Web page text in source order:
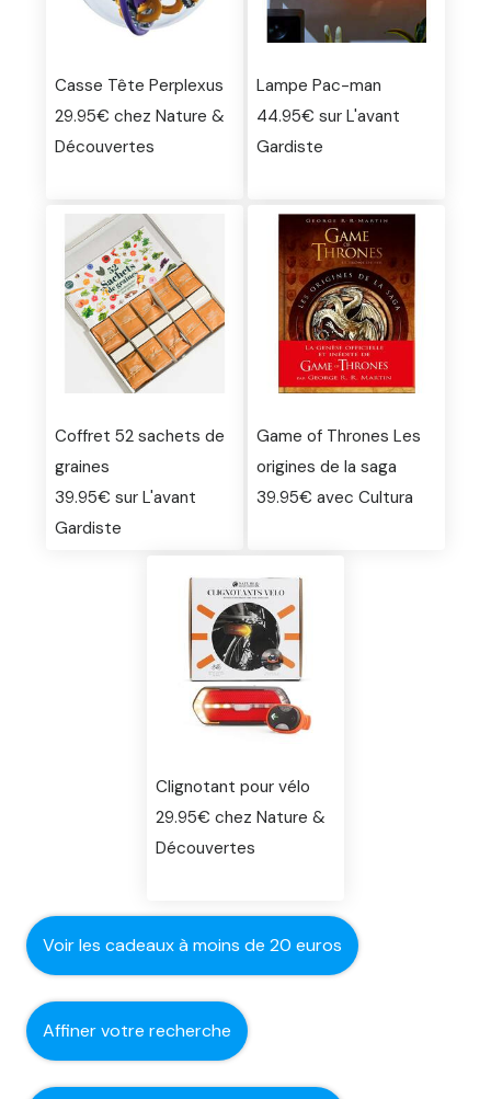
Casse Tête Perplexus
29.95€ chez Nature &
Découvertes
Lampe Pac-man
44.95€ sur L'avant
Gardiste
Coffret 52 sachets de
graines
39.95€ sur L'avant
Gardiste
Game of Thrones Les
origines de la saga
39.95€ avec Cultura
Clignotant pour vélo
29.95€ chez Nature &
Découvertes
Voir les cadeaux à moins de 20 euros
Affiner votre recherche